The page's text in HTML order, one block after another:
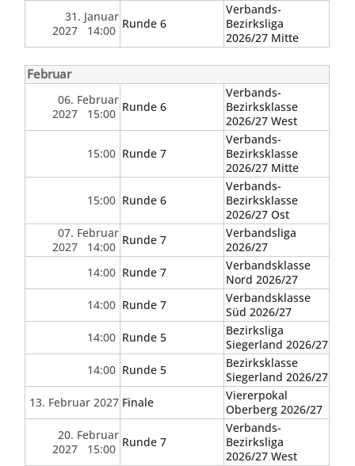
31. Januar
2027 14:00 Runde 6
Verbands-
Bezirksliga
2026/27 Mitte
Februar
06. Februar
2027 15:00 Runde 6
Verbands-
Bezirksklasse
2026/27 West
15:00 Runde 7
Verbands-
Bezirksklasse
2026/27 Mitte
15:00 Runde 6
Verbands-
Bezirksklasse
2026/27 Ost
07. Februar
2027 14:00 Runde 7
Verbandsliga
2026/27
14:00 Runde 7
Verbandsklasse
Nord 2026/27
14:00 Runde 7
Verbandsklasse
Süd 2026/27
14:00 Runde 5
Bezirksliga
Siegerland 2026/27
14:00 Runde 5
Bezirksklasse
Siegerland 2026/27
13. Februar 2027 Finale
Viererpokal
Oberberg 2026/27
20. Februar
2027 15:00 Runde 7
Verbands-
Bezirksliga
2026/27 West